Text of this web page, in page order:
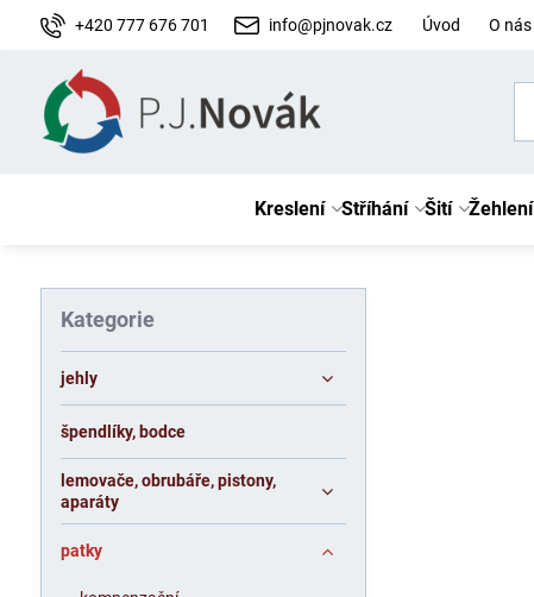
+420 777 676 701 info@pjnovak.cz Úvod O nás
Kreslení Stříhání Šití Žehlení
Kategorie
jehly
špendlíky, bodce
lemovače, obrubáře, pistony,
aparáty
patky